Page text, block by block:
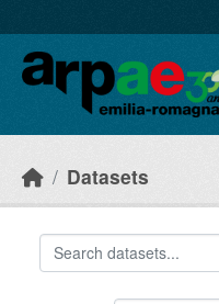
Datasets